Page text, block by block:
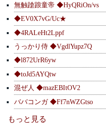
無触蹌踉童帝 ◆HyQRiOn/vs
◆EV0X7vG/Uc★
◆4RALeHt2Lppf
うっかり侍 ◆VgdlYupz7Q
◆l872UrR6yw
◆toJd5AYQtw
混ぜ人 ◆mazEBItOV2
ババコンガ ◆Ff7nWZGtso
もっと見る